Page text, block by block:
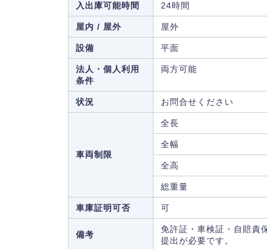
入出庫可能時間 24時間
屋内 / 屋外 屋外
設備 平面
法人・個人利用
条件
両方可能
状況 お問合せください
車両制限
全長
全幅
全高
総重量
車庫証明可否 可
備考
免許証・車検証・自賠責
提出が必要です。